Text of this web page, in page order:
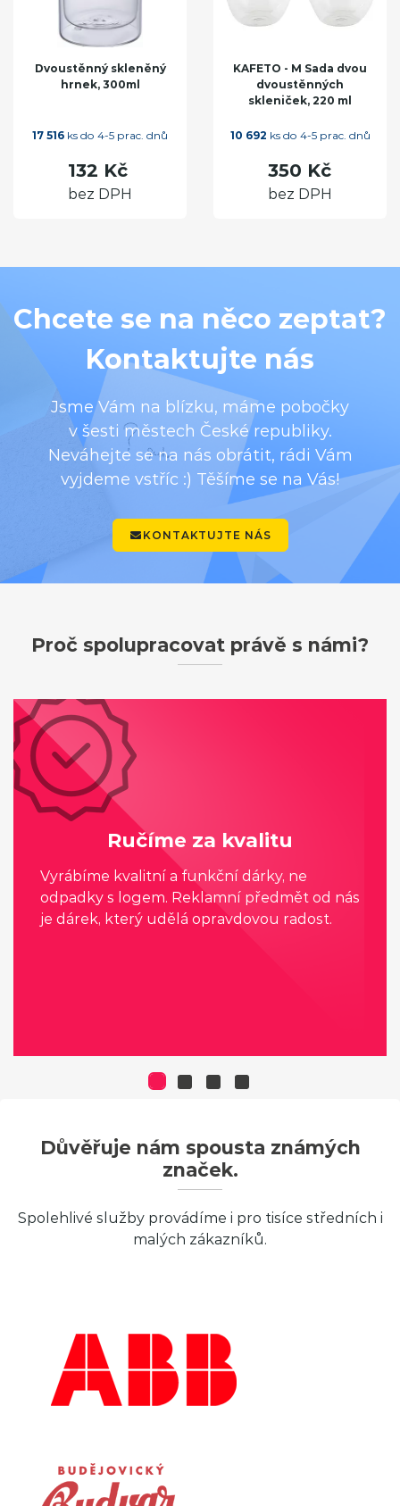
Dvoustěnný skleněný
hrnek, 300ml
17 516 ks do 4-5 prac. dnů
132 Kč
bez DPH
KAFETO - M Sada dvou
dvoustěnných
skleniček, 220 ml
10 692 ks do 4-5 prac. dnů
350 Kč
bez DPH
Chcete se na něco zeptat?
Kontaktujte nás
Jsme Vám na blízku, máme pobočky
v šesti městech České republiky.
Neváhejte se na nás obrátit, rádi Vám
vyjdeme vstříc :) Těšíme se na Vás!
KONTAKTUJTE NÁS
Proč spolupracovat právě s námi?
Ručíme za kvalitu
Vyrábíme kvalitní a funkční dárky, ne
odpadky s logem. Reklamní předmět od nás
je dárek, který udělá opravdovou radost.
Důvěřuje nám spousta známých
značek.
Spolehlivé služby provádíme i pro tisíce středních i
malých zákazníků.